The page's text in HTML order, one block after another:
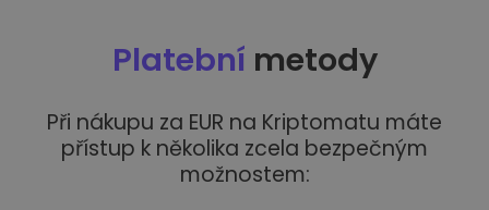
Platební metody
Při nákupu za EUR na Kriptomatu máte
přístup k několika zcela bezpečným
možnostem: